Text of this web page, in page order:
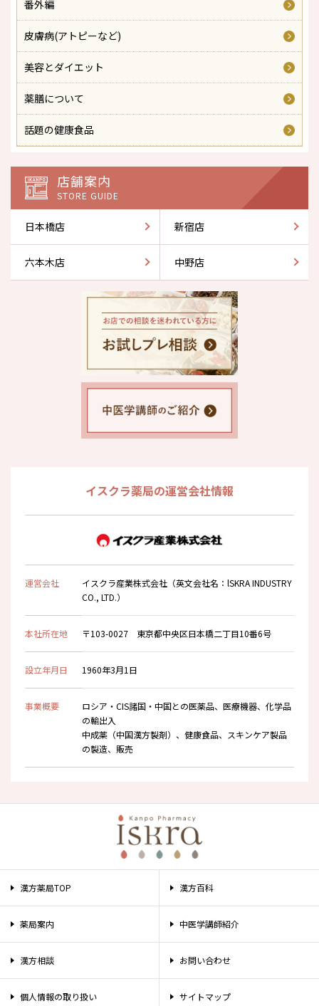
番外編
皮膚病(アトピーなど)
美容とダイエット
薬膳について
話題の健康食品
店舗案内
STORE GUIDE
日本橋店 新宿店
六本木店 中野店
イスクラ薬局の運営会社情報
運営会社
イスクラ産業株式会社（英文会社名：lSKRA INDUSTRY
CO., LTD.）
本社所在地 〒103-0027 東京都中央区日本橋二丁目10番6号
設立年月日 1960年3月1日
事業概要
ロシア・CIS諸国・中国との医薬品、医療機器、化学品
の輸出入
中成薬（中国漢方製剤）、健康食品、スキンケア製品
の製造、販売
漢方薬局TOP 漢方百科
薬局案内 中医学講師紹介
漢方相談 お問い合わせ
個人情報の取り扱い サイトマップ